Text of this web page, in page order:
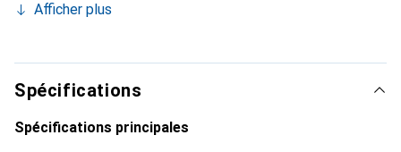
objets. Le système de fermeture simple permet une
Afficher plus
Spécifications
Spécifications principales